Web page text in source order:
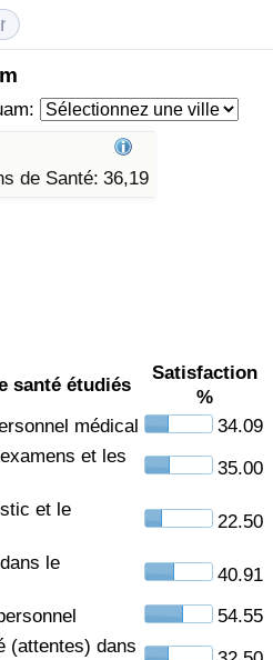
de Santé: 36,19
santé étudiés
Satisfaction
%
médical
34.09
et les
35.00
et le
22.50
le
40.91
54.55
(attentes) dans
pays
(Actuel)
par Pays
pays
(Actuel)